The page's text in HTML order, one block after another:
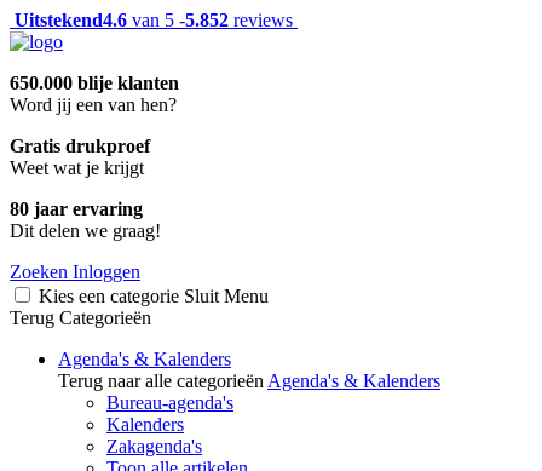
Uitstekend4.6 van 5 -5.852 reviews
650.000 blije klanten
Word jij een van hen?
Gratis drukproef
Weet wat je krijgt
80 jaar ervaring
Dit delen we graag!
Zoeken Inloggen
Kies een categorie Sluit Menu
Terug Categorieën
Agenda's & Kalenders
Terug naar alle categorieën Agenda's & Kalenders
Bureau-agenda's
Kalenders
Zakagenda's